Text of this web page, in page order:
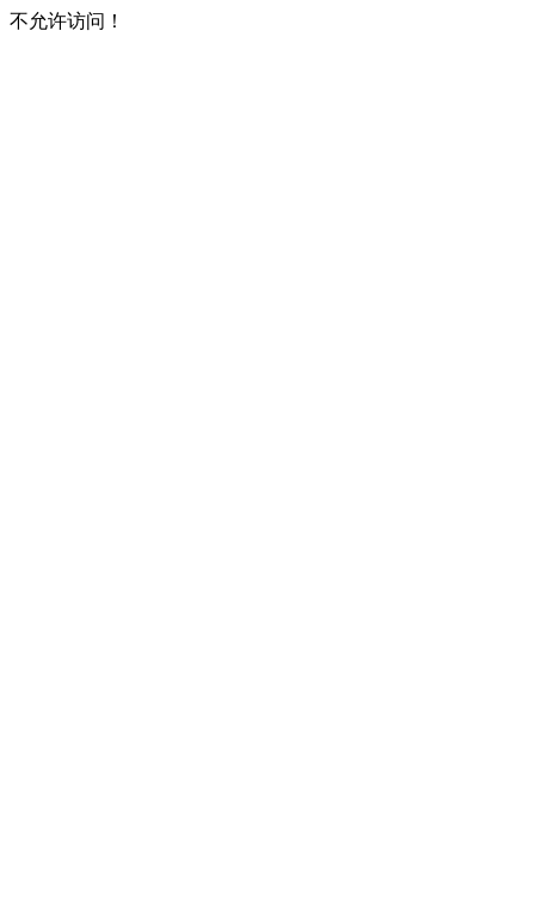
不允许访问！